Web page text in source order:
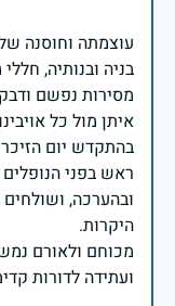
עוצמתה וחוסנה
בניה ובנותיה,
מסירות נפשם
בהתקדש יום
ראש בפני
ובהערכה,
מכוחם ולאורם
ועתידה לדורות